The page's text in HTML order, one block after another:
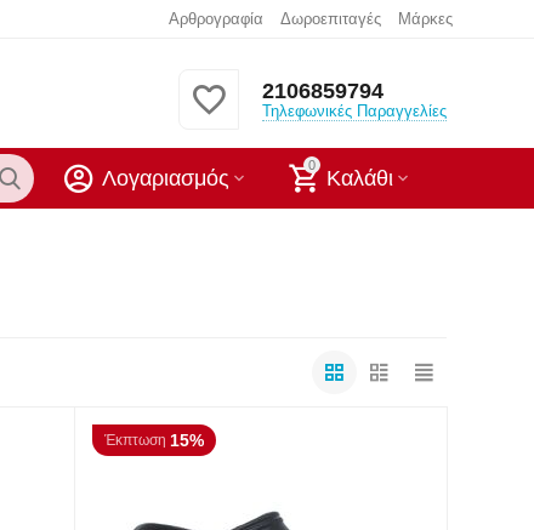
Αρθρογραφία Δωροεπιταγές Μάρκες
2106859794
Τηλεφωνικές Παραγγελίες
0
Καλάθι
Λογαριασμός
Έκπτωση 15%